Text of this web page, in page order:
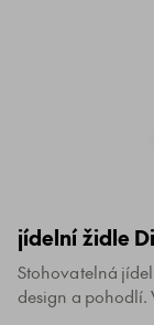
jídelní židle
Stohovatelná
design a pohodlí.